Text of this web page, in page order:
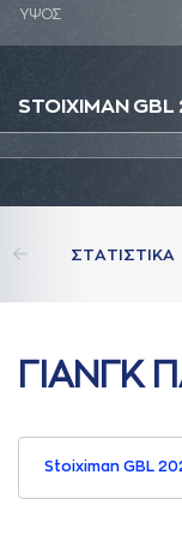
ΥΨΟΣ
STOIXIMAN
ΣΤAΤΙΣΤΙΚA
ΓΙAΝΓΚ
Stoiximan GBL